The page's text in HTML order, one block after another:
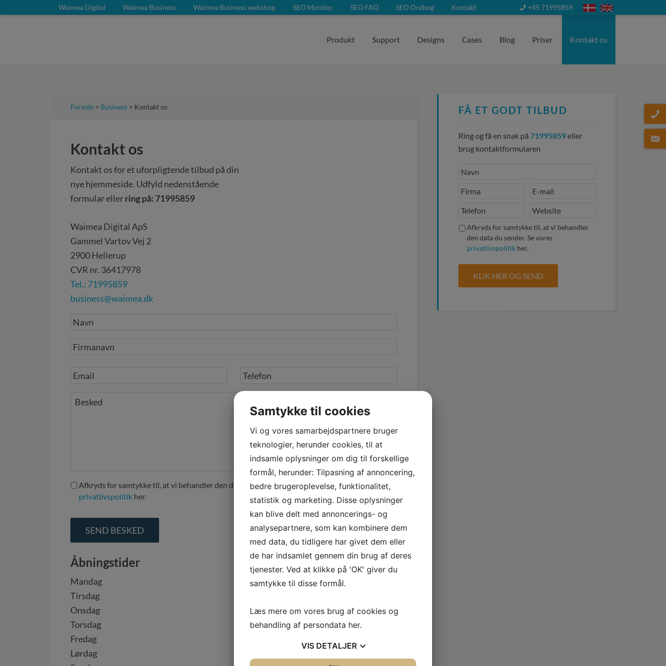
Waimea Digital Waimea Business Waimea Business webshop SEO Monitor SEO FAQ SEO Ordbog Kontakt +45 71995859
Produkt Support Designs Cases Blog Priser Kontakt os
Forside > Business > Kontakt os
Kontakt os
Kontakt os for et uforpligtende tilbud på din
nye hjemmeside. Udfyld nedenstående
formular ellerring på: 71995859
Waimea Digital ApS
Gammel Vartov Vej 2
2900Hellerup
CVR nr. 36417978
Tel.: 71995859
business@waimea.dk
Afkryds for samtykke til, at vi behandler den data du sender. Se vores
privatlivspolitik her.
Åbningstider
Mandag
Tirsdag
Onsdag
09:00 - 17:00
Torsdag
09:00 - 17:00
Fredag
Lørdag
FÅ ET GODT TILBUD
Ring og få en snak på 71995859eller
brug kontaktformularen
Afkryds for samtykke til, at vi behandler
den data du sender. Se vores
privatlivspolitik her.
Samtykke til cookies
Vi og vores samarbejdspartnere bruger
teknologier, herunder cookies, til at
indsamle oplysninger om dig til forskellige
formål, herunder: Tilpasning af annoncering,
bedre brugeroplevelse, funktionalitet,
statistik og marketing. Disse oplysninger
kan blive delt med annoncerings- og
analysepartnere, som kan kombinere dem
med data, du tidligere har givet dem eller
de har indsamlet gennem din brug af deres
tjenester. Ved at klikke på 'OK' giver du
samtykke til disse formål.
Læs mere om vores brug af cookies og
behandling af persondata her.
VIS DETALJER